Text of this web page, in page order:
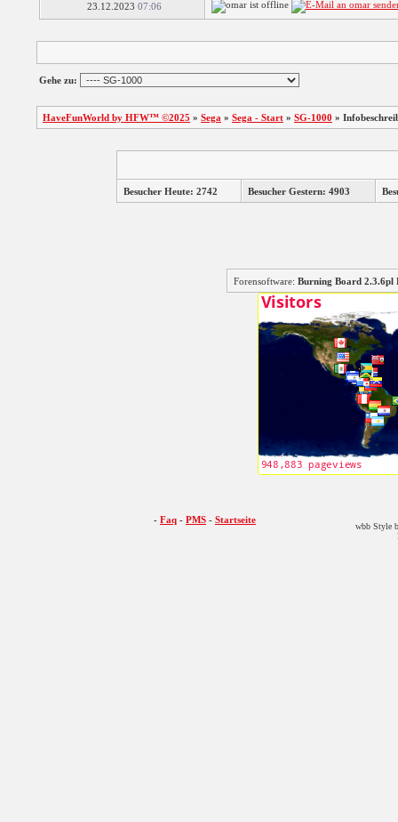
23.12.2023 07:06
Gehe zu:
HaveFunWorld by HFW™ ©2025 » Sega » Sega - Start » SG-1000 »
Besucher Heute: 2742 Besucher Gestern: 4903
Forensoftware: Burning Board
- Faq - PMS - Startseite
wbb Style